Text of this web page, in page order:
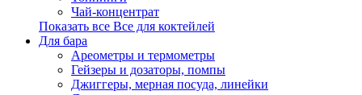
Чай-концентрат
Показать все Все для коктейлей
Для бара
Ареометры и термометры
Гейзеры и дозаторы, помпы
Джиггеры, мерная посуда, линейки